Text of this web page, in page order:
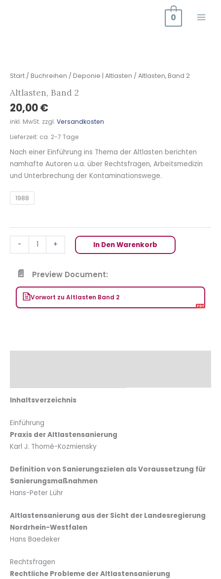
0
Start / Buchreihen / Deponie | Altlasten / Altlasten, Band 2
Altlasten, Band 2
20,00€
inkl. MwSt. zzgl. Versandkosten
Lieferzeit: ca. 2-7 Tage
Nach einer Einführung ins Thema der Altlasten berichten
namhafte Autoren u.a. über Rechtsfragen, Arbeitsmedizin
und Unterbrechung der Kontaminationswege.
1988
-
2
+ In Den Warenkorb
Preview Document:
Vorwort zu Altlasten Band 2
Inhaltsverzeichnis
Einführung
Praxis der Altlastensanierung
Karl J. Thomé-Kozmiensky
Definition von Sanierungszielen als Voraussetzung für
Sanierungsmaßnahmen
Hans-Peter Lühr
Altlastensanierung aus der Sicht der Landesregierung
Nordrhein-Westfalen
Hans Baedeker
Rechtsfragen
Rechtliche Probleme der Altlastensanierung